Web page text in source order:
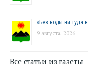
«Без воды ни туда
9 августа, 2026
Все статьи из газеты